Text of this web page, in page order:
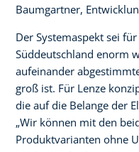
Baumgartner,
Der Systemaspekt sei
Süddeutschland enorm
aufeinander
groß ist. Für Lenze
die auf die Belange der
„Wir können mit den
Produktvarianten ohne